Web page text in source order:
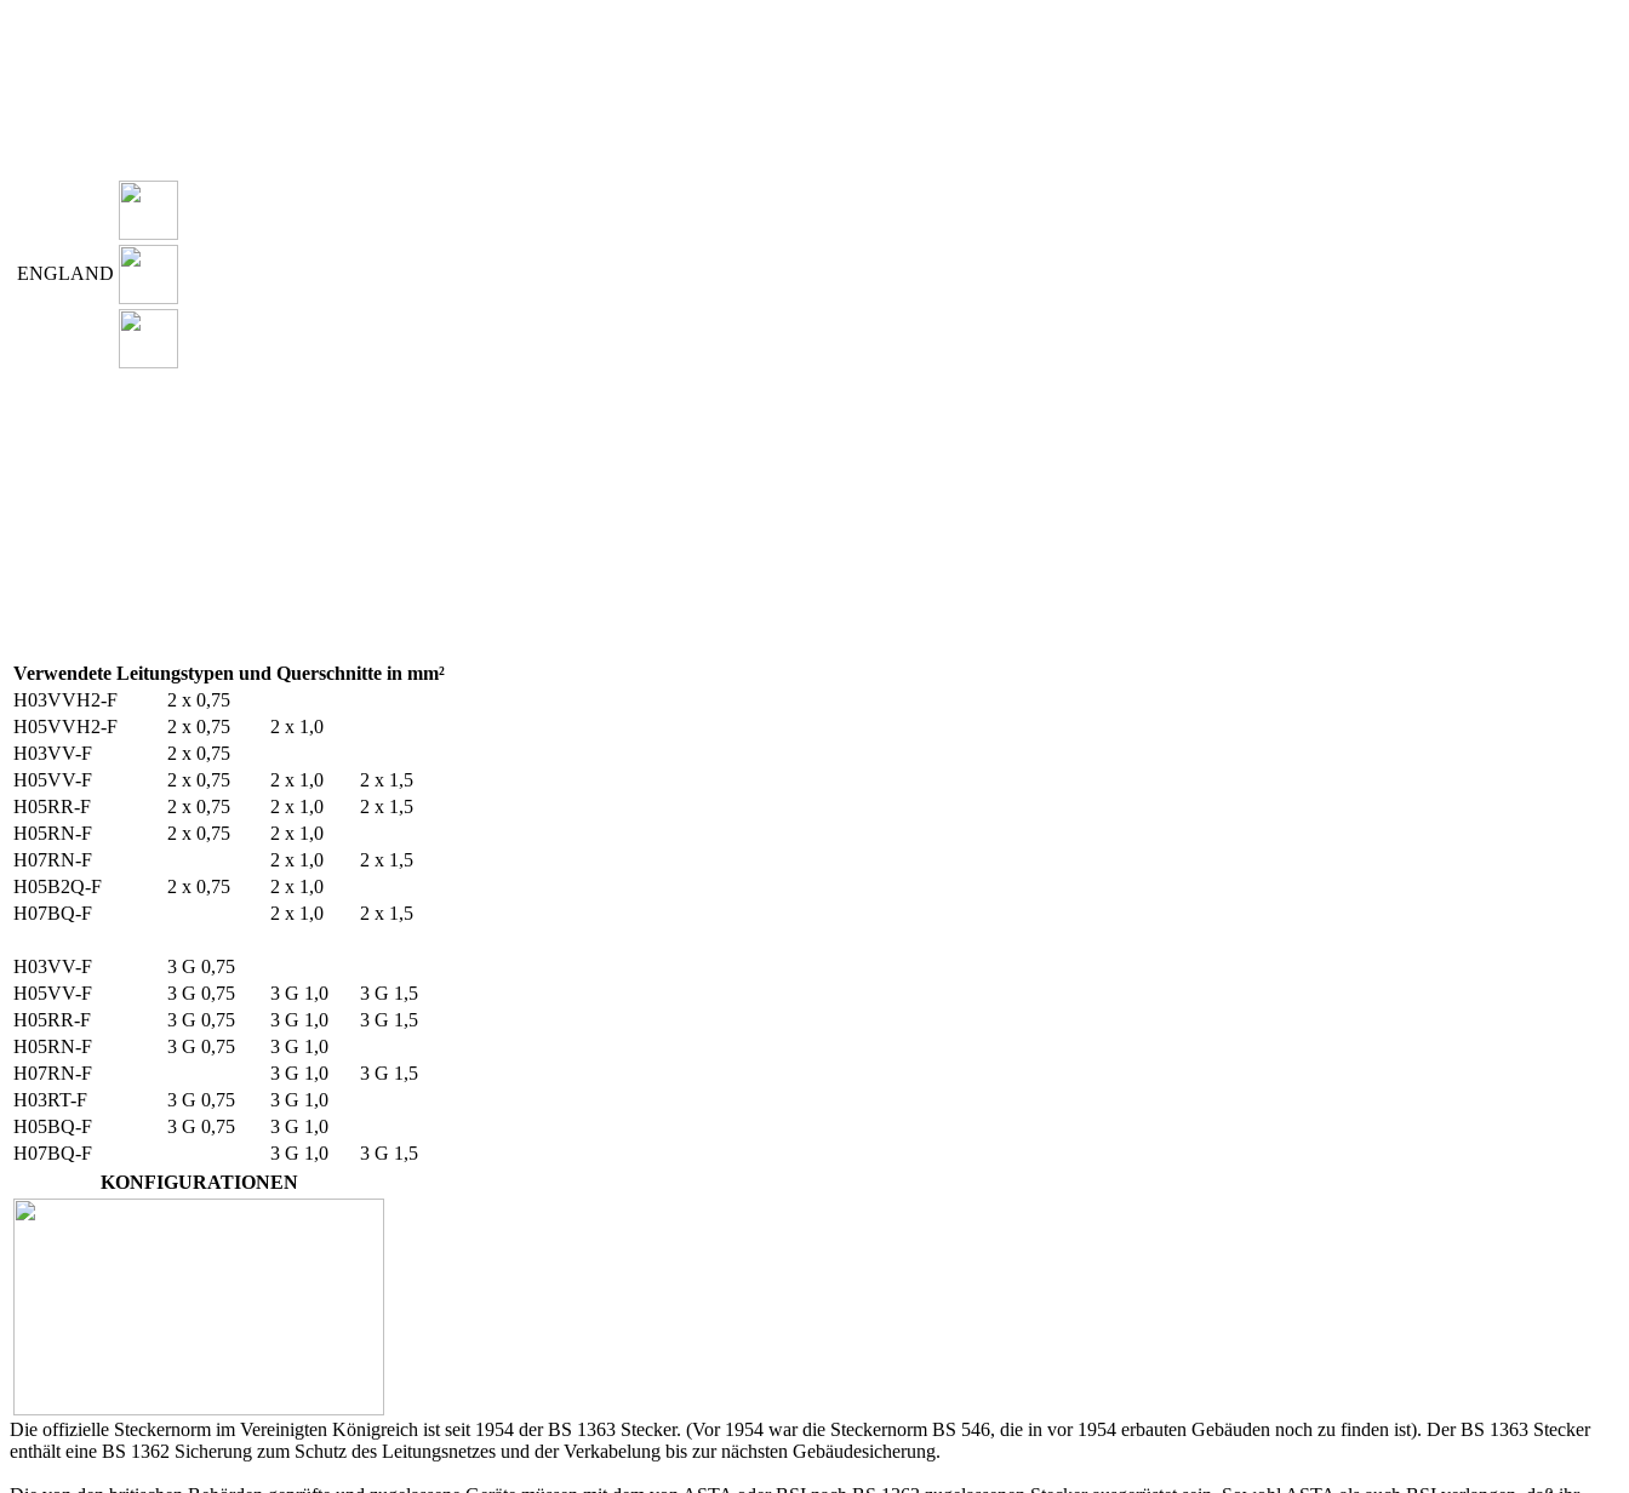
ENGLAND
Verwendete Leitungstypen und Querschnitte in mm²
H03VVH2-F
2 x 0,75
H05VVH2-F
2 x 0,75
2 x 1,0
H03VV-F
2 x 0,75
H05VV-F
2 x 0,75 2 x 1,0
2 x 1,5
H05RR-F
2 x 0,75 2 x 1,0
2 x 1,5
H05RN-F
2 x 0,75
2 x 1,0
H07RN-F
2 x 1,0
2 x 1,5
H05B2Q-F
2 x 0,75
2 x 1,0
H07BQ-F
2 x 1,0 2 x 1,5
H03VV-F
3 G 0,75
H05VV-F
3 G 0,75 3 G 1,0
3 G 1,5
H05RR-F
3 G 0,75 3 G 1,0
3 G 1,5
H05RN-F
3 G 0,75
3 G 1,0
H07RN-F
3 G 1,0
3 G 1,5
H03RT-F
3 G 0,75
3 G 1,0
H05BQ-F
3 G 0,75
3 G 1,0
H07BQ-F
3 G 1,0
3 G 1,5
KONFIGURATIONEN
Die offizielle Steckernorm im Vereinigten Königreich ist seit 1954 der BS 1363 Stecker. (Vor 1954 war die Steckernorm BS 546, die in vor 1954 erbauten Gebäuden noch zu finden ist). Der BS 1363 Stecker
enthält eine BS 1362 Sicherung zum Schutz des Leitungsnetzes und der Verkabelung bis zur nächsten Gebäudesicherung.